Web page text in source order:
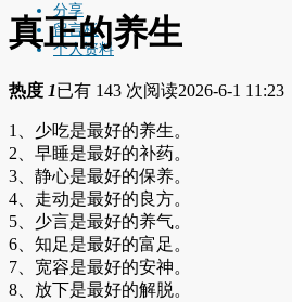
分享
留言板
个人资料
真正的养生
热度 1已有 143 次阅读2026-6-1 11:23
1、少吃是最好的养生。
2、早睡是最好的补药。
3、静心是最好的保养。
4、走动是最好的良方。
5、少言是最好的养气。
6、知足是最好的富足。
7、宽容是最好的安神。
8、放下是最好的解脱。